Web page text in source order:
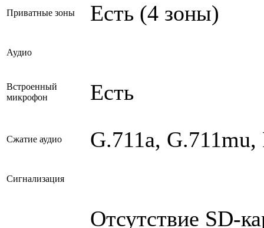
Приватные зоны Есть (4 зоны)
Аудио
Встроенный
микрофон
Есть
Сжатие аудио G.711a,
Сигнализация
Отсутствие SD-